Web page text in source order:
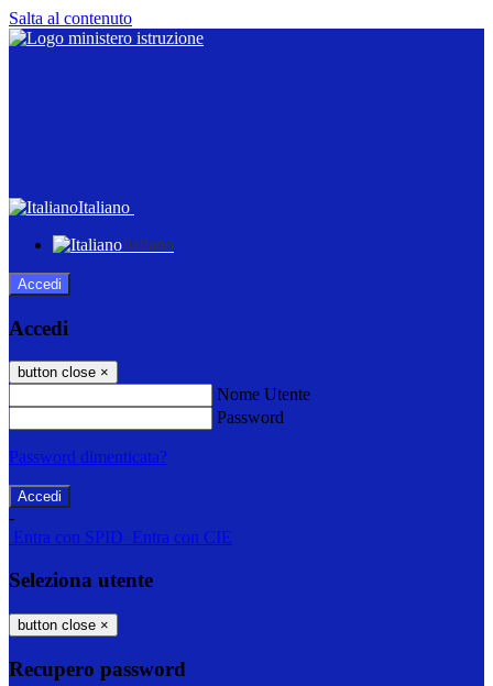
Salta al contenuto
Italiano
Italiano
Accedi
Accedi
button close ×
Nome Utente
Password
Password dimenticata?
-
Entra con SPID Entra con CIE
Seleziona utente
button close ×
Recupero password